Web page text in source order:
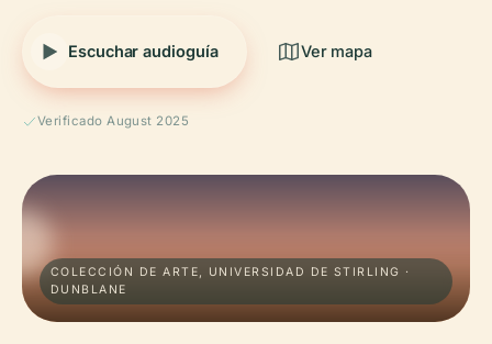
Escuchar audioguía Ver mapa
Verificado August 2025
COLECCIÓN DE ARTE, UNIVERSIDAD DE STIRLING ·
DUNBLANE